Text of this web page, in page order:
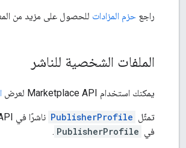
راجع حزم المزادات للحصول على مزيد من
الملفات الشخصية للناشر
يمكنك استخدام Marketplace API لعرض
تمثّل PublisherProfile
في PublisherProfile
.